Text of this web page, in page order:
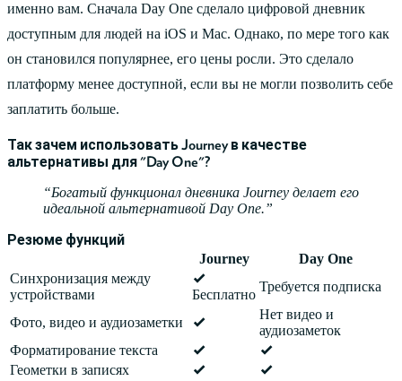
именно вам. Сначала Day One сделало цифровой дневник
доступным для людей на iOS и Mac. Однако, по мере того как
он становился популярнее, его цены росли. Это сделало
платформу менее доступной, если вы не могли позволить себе
заплатить больше.
Так зачем использовать Journey в качестве
альтернативы для "Day One"?
Богатый функционал дневника Journey делает его
идеальной альтернативой Day One.
Резюме функций
Journey
Day One
Синхронизация между
устройствами
Бесплатно
Требуется подписка
Фото, видео и аудиозаметки
Нет видео и
аудиозаметок
Форматирование текста
Геометки в записях